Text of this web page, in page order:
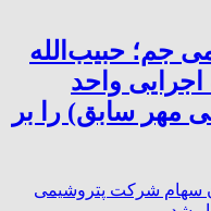
جم؛ حبیب‌الله
واحد
مهر سابق) را بر